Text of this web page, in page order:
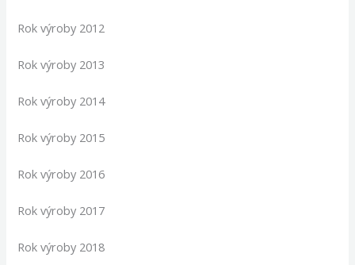
Rok výroby 2012
Rok výroby 2013
Rok výroby 2014
Rok výroby 2015
Rok výroby 2016
Rok výroby 2017
Rok výroby 2018